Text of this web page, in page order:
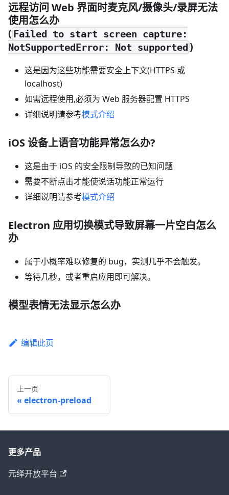
远程访问 Web 界面时麦克风/摄像头/录屏无法
使用怎么办
( Failed to start screen capture:
NotSupportedError: Not supported)
这是因为这些功能需要安全上下文(HTTPS 或
localhost)
如需远程使用,必须为 Web 服务器配置 HTTPS
详细说明请参考模式介绍
iOS 设备上语音功能异常怎么办?
这是由于 iOS 的安全限制导致的已知问题
需要不断点击才能使说话功能正常运行
详细说明请参考模式介绍
Electron 应用切换模式导致屏幕一片空白怎么
办
属于小概率难以修复的 bug，实测几乎不会触发。
等待几秒，或者重启应用即可解决。
模型表情无法显示怎么办
编辑此页
上一页
electron-preload
更多产品
元绎开放平台